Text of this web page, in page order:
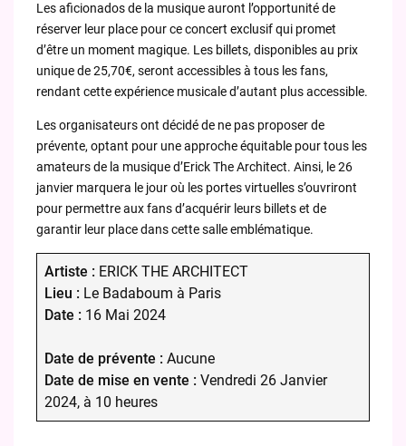
Les aficionados de la musique auront l’opportunité de
réserver leur place pour ce concert exclusif qui promet
d’être un moment magique. Les billets, disponibles au prix
unique de 25,70€, seront accessibles à tous les fans,
rendant cette expérience musicale d’autant plus accessible.
Les organisateurs ont décidé de ne pas proposer de
prévente, optant pour une approche équitable pour tous les
amateurs de la musique d’Erick The Architect. Ainsi, le 26
janvier marquera le jour où les portes virtuelles s’ouvriront
pour permettre aux fans d’acquérir leurs billets et de
garantir leur place dans cette salle emblématique.
Artiste : ERICK THE ARCHITECT
Lieu : Le Badaboum à Paris
Date : 16 Mai 2024
Date de prévente : Aucune
Date de mise en vente : Vendredi 26 Janvier
2024, à 10 heures